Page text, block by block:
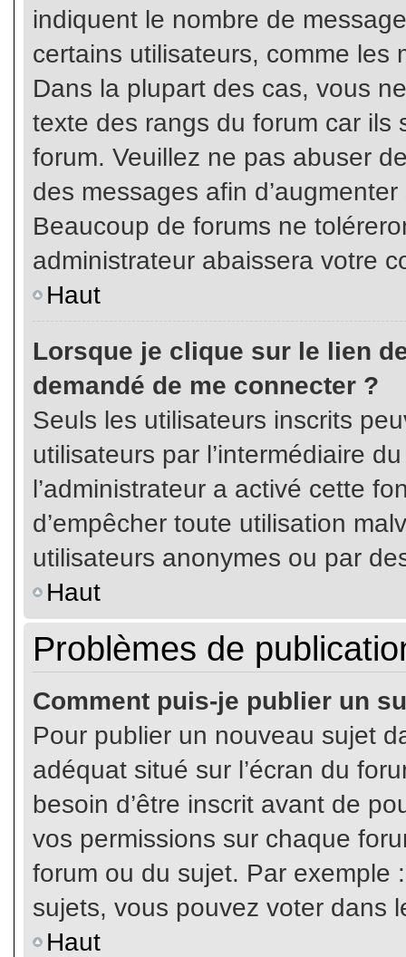
indiquent le nombre de
certains utilisateurs, comme les
Dans la plupart des cas, vous
texte des rangs du forum car ils
forum. Veuillez ne pas abuser
des messages afin
Beaucoup de forums ne
administrateur abaissera votre
Haut
Lorsque je clique sur le lien
demandé de me connecter ?
Seuls les utilisateurs inscrits
utilisateurs par l’intermédiaire
l’administrateur a activé cette
d’empêcher toute utilisation
utilisateurs anonymes ou par
Haut
Problèmes de
Comment puis-je publier un
Pour publier un nouveau sujet
adéquat situé sur l’écran du
besoin d’être inscrit avant de
vos permissions sur chaque
forum ou du sujet. Par exemple
sujets, vous pouvez voter dans
Haut